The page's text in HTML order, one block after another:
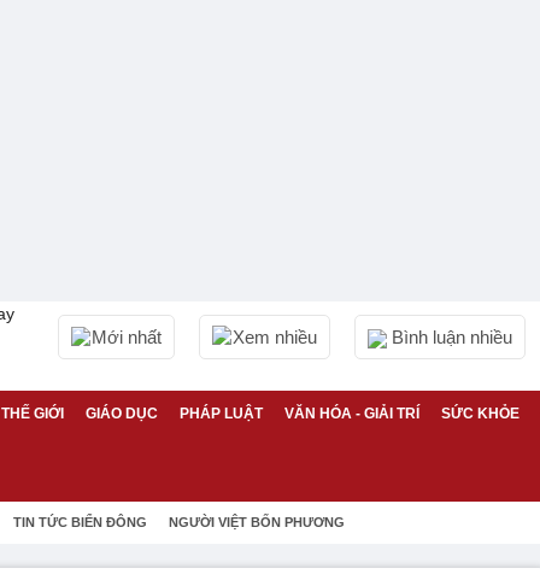
Mới nhất Xem nhiều Bình luận nhiều
THẾ GIỚI GIÁO DỤC PHÁP LUẬT VĂN HÓA - GIẢI TRÍ SỨC KHỎE
TIN TỨC BIỂN ĐÔNG NGƯỜI VIỆT BỐN PHƯƠNG